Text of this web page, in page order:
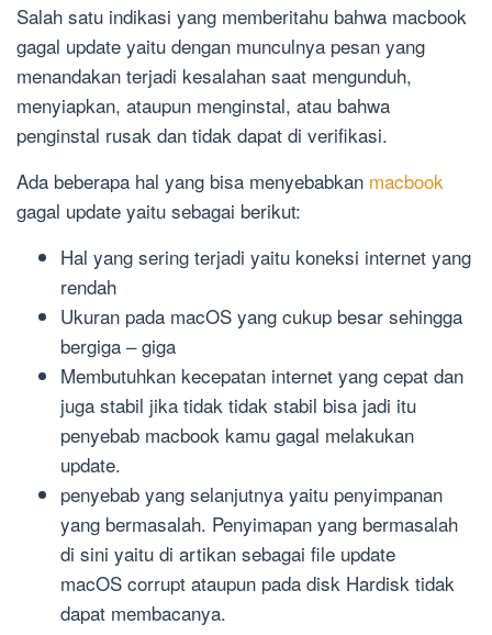
Salah satu indikasi yang memberitahu bahwa macbook
gagal update yaitu dengan munculnya pesan yang
menandakan terjadi kesalahan saat mengunduh,
menyiapkan, ataupun menginstal, atau bahwa
penginstal rusak dan tidak dapat di verifikasi.
Ada beberapa hal yang bisa menyebabkan macbook
gagal update yaitu sebagai berikut:
Hal yang sering terjadi yaitu koneksi internet yang
rendah
Ukuran pada macOS yang cukup besar sehingga
bergiga – giga
Membutuhkan kecepatan internet yang cepat dan
juga stabil jika tidak tidak stabil bisa jadi itu
penyebab macbook kamu gagal melakukan
update.
penyebab yang selanjutnya yaitu penyimpanan
yang bermasalah. Penyimapan yang bermasalah
di sini yaitu di artikan sebagai file update
macOS corrupt ataupun pada disk Hardisk tidak
dapat membacanya.